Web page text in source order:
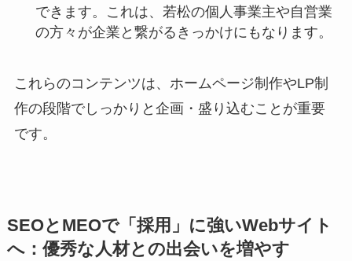
できます。これは、若松の個人事業主や自営業
の方々が企業と繋がるきっかけにもなります。
これらのコンテンツは、ホームページ制作やLP制
作の段階でしっかりと企画・盛り込むことが重要
です。
SEOとMEOで「採用」に強いWebサイト
へ：優秀な人材との出会いを増やす